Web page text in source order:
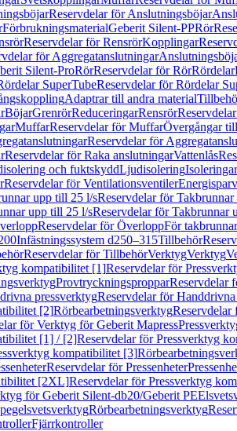
Reservdelar för Anslutningsböjar
FörbrukningsmaterialGeberit Silent-PPRör
Reservdelar för RensrörKopplingar
för Aggregatanslutningar
Silent-ProRörReservdelar för RörRördelar
SuperTubeReservdelar för Rördelar
Adaptrar till andra material
BöjarGrenrörReduceringarRensrör
MuffarReservdelar för MuffarÖvergångar
Reservdelar för
Reservdelar för Raka anslutningarVattenlås
och fuktskyddLjudisolering
Reservdelar för Ventilationsventiler
upp till 25 l/sReservdelar för
upp till 25 l/sReservdelar för Takbrunnar
Reservdelar för ÖverloppFör
Infästningssystem d250–315Tillbehör
Reservdelar för TillbehörVerktygVerktyg
kompatibilitet [1]Reservdelar för
ProvtryckningspropparReservdelar
pressverktygReservdelar för
[2]RörbearbetningsverktygReservdelar
för Verktyg för Geberit Mapress
[1] / [2]Reservdelar för Pressverktyg
kompatibilitet [3]
Reservdelar för Pressenheter
[2XL]Reservdelar för Pressverktyg
för Geberit Silent-db20/Geberit PE
Rörbearbetningsverktyg
Fjärrkontroller